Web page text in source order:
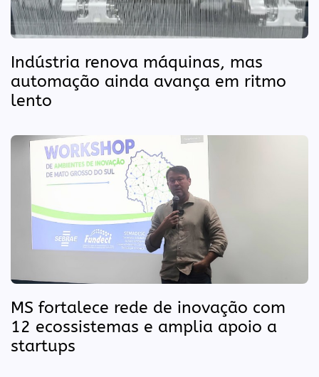
Indústria renova máquinas, mas
automação ainda avança em ritmo
lento
MS fortalece rede de inovação com
12 ecossistemas e amplia apoio a
startups